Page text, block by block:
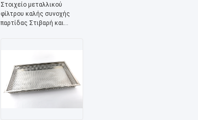
Στοιχείο μεταλλικού
φίλτρου καλής συνοχής
παρτίδας Στιβαρή και